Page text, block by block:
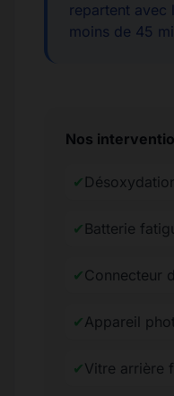
repartent avec
moins de 45
Nos
✔
✔ Batterie
✔Connecteur
✔Appareil
✔Vitre arrière